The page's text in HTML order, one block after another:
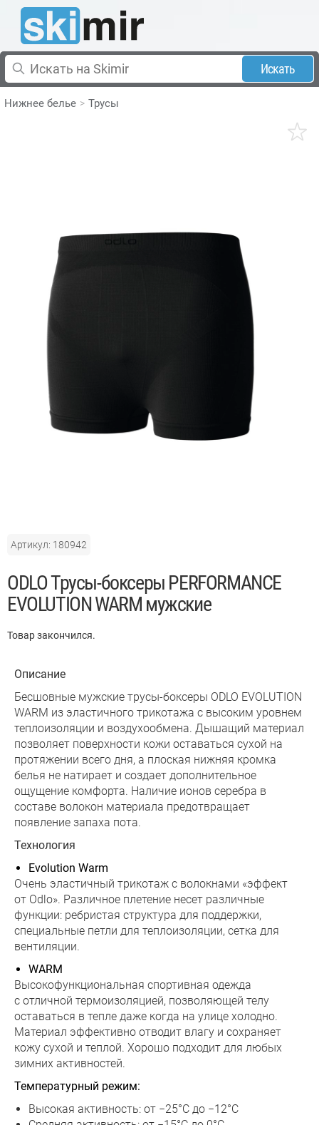
Искать
Нижнее белье Трусы
Артикул: 180942
ODLO Трусы-боксеры PERFORMANCE
EVOLUTION WARM мужские
Товар закончился.
Описание
Бесшовные мужские трусы-боксеры ODLO EVOLUTION
WARM из эластичного трикотажа с высоким уровнем
теплоизоляции и воздухообмена. Дышащий материал
позволяет поверхности кожи оставаться сухой на
протяжении всего дня, а плоская нижняя кромка
белья не натирает и создает дополнительное
ощущение комфорта. Наличие ионов серебра в
составе волокон материала предотвращает
появление запаха пота.
Технология
Evolution Warm
Очень эластичный трикотаж с волокнами «эффект
от Odlo». Различное плетение несет различные
функции: ребристая структура для поддержки,
специальные петли для теплоизоляции, сетка для
вентиляции.
WARM
Высокофункциональная спортивная одежда
с отличной термоизоляцией, позволяющей телу
оставаться в тепле даже когда на улице холодно.
Материал эффективно отводит влагу и сохраняет
кожу сухой и теплой. Хорошо подходит для любых
зимних активностей.
Температурный режим:
Высокая активность: от −25°C до −12°C